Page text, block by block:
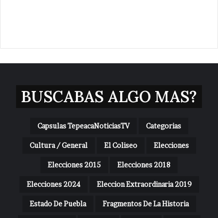
BUSCABAS ALGO MAS?
Capsulas TepeacaNoticiasTV Categorias
Cultura / General El Coliseo Elecciones
Elecciones 2015 Elecciones 2018
Elecciones 2024 Eleccion Extraordinaria 2019
Estado De Puebla Fragmentos De La Historia